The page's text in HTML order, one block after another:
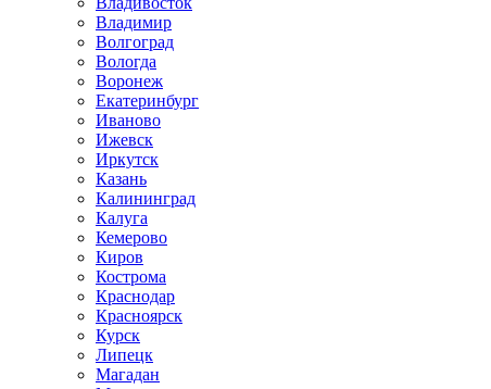
Владимир
Волгоград
Вологда
Воронеж
Екатеринбург
Иваново
Ижевск
Иркутск
Казань
Калининград
Калуга
Кемерово
Киров
Кострома
Краснодар
Красноярск
Курск
Липецк
Магадан